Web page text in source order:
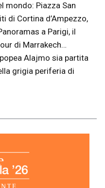
mondo: Piazza San
di Cortina d’Ampezzo,
a Parigi, il
di Marrakech…
Alajmo sia partita
grigia periferia di